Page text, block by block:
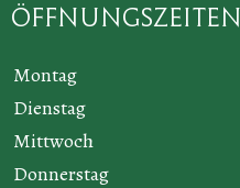
Öffnungszeiten
Montag
Dienstag
Mittwoch
Donnerstag